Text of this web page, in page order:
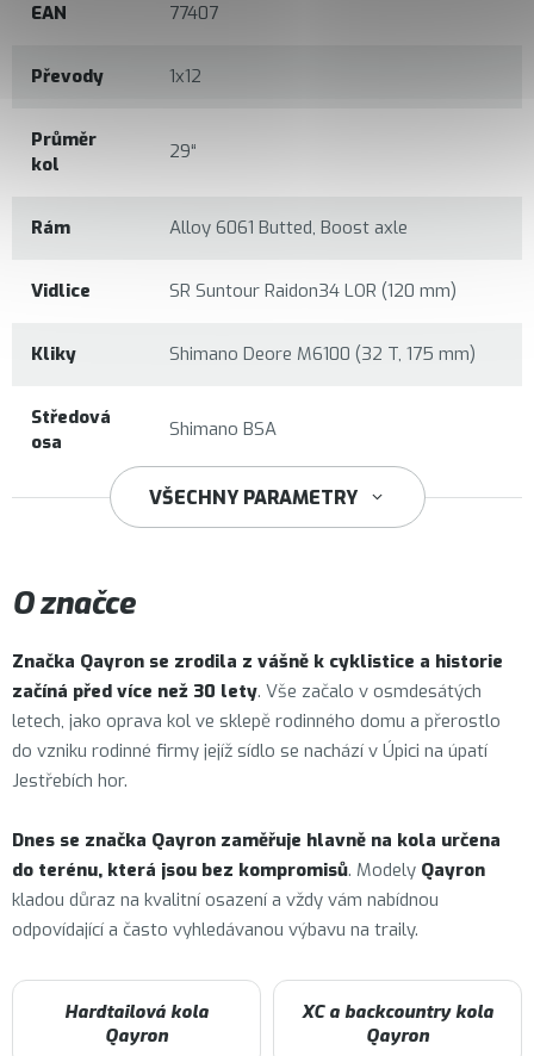
EAN 77407
Převody 1x12
Průměr
kol
29“
Rám Alloy 6061 Butted, Boost axle
Vidlice SR Suntour Raidon34 LOR (120 mm)
Kliky Shimano Deore M6100 (32 T, 175 mm)
Středová
osa
Shimano BSA
Shimano Deore M6100
VŠECHNY PARAMETRY
O značce
Značka Qayron se zrodila z vášně k cyklistice a historie
začíná před více než 30 lety. Vše začalo v osmdesátých
letech, jako oprava kol ve sklepě rodinného domu a přerostlo
do vzniku rodinné firmy jejíž sídlo se nachází v Úpici na úpatí
Jestřebích hor.
Dnes se značka Qayron zaměřuje hlavně na kola určena
do terénu, která jsou bez kompromisů. Modely Qayron
kladou důraz na kvalitní osazení a vždy vám nabídnou
odpovídající a často vyhledávanou výbavu na traily.
Hardtailová kola
Qayron
XC a backcountry kola
Qayron